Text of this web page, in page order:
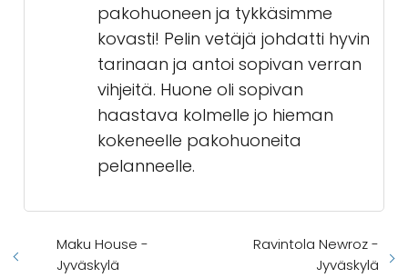
pakohuoneen ja tykkäsimme
kovasti! Pelin vetäjä johdatti hyvin
tarinaan ja antoi sopivan verran
vihjeitä. Huone oli sopivan
haastava kolmelle jo hieman
kokeneelle pakohuoneita
pelanneelle.
Maku House -
Jyväskylä
Ravintola Newroz -
Jyväskylä